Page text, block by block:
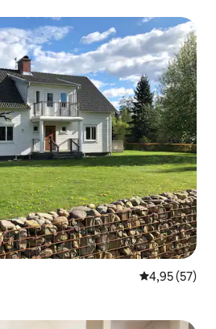
Gemiddelde
4,95 (57)